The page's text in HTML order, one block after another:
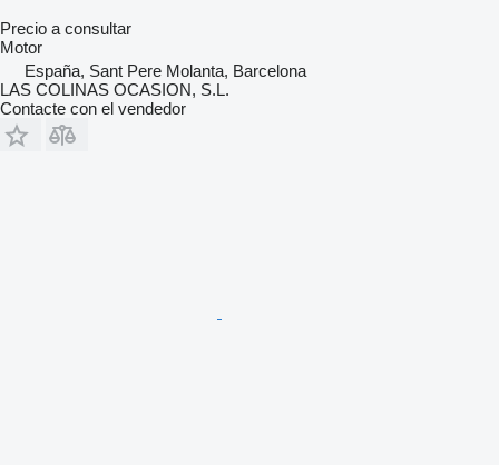
Precio a consultar
Motor
España, Sant Pere Molanta, Barcelona
LAS COLINAS OCASION, S.L.
Contacte con el vendedor